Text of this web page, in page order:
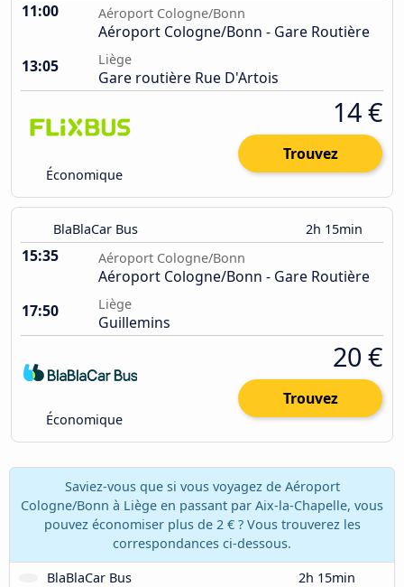
11:00 Aéroport Cologne/Bonn
Aéroport Cologne/Bonn - Gare Routière
13:05
Liège
Gare routière Rue D'Artois
Économique
14 €
Trouvez
BlaBlaCar Bus 2h 15min
15:35 Aéroport Cologne/Bonn
Aéroport Cologne/Bonn - Gare Routière
17:50
Liège
Guillemins
Économique
20 €
Trouvez
Saviez-vous que si vous voyagez de Aéroport
Cologne/Bonn à Liège en passant par Aix-la-Chapelle, vous
pouvez économiser plus de 2 € ? Vous trouverez les
correspondances ci-dessous.
BlaBlaCar Bus
2h 15min